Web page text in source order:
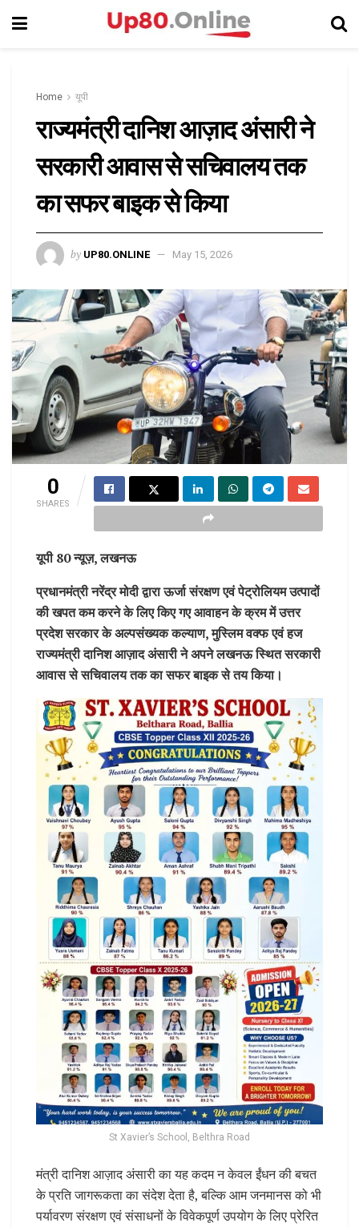
Home यूपी
राज्यमंत्री दानिश आज़ाद अंसारी ने
सरकारी आवास से सचिवालय तक
का सफर बाइक से किया
by UP80.ONLINE May 15, 2026
0
SHARES
यूपी 80 न्यूज़, लखनऊ
प्रधानमंत्री नरेंद्र मोदी द्वारा ऊर्जा संरक्षण एवं पेट्रोलियम उत्पादों
की खपत कम करने के लिए किए गए आवाहन के क्रम में उत्तर
प्रदेश सरकार के अल्पसंख्यक कल्याण, मुस्लिम वक्फ एवं हज
राज्यमंत्री दानिश आज़ाद अंसारी ने अपने लखनऊ स्थित सरकारी
आवास से सचिवालय तक का सफर बाइक से तय किया।
St Xavier’s School, Belthra Road
मंत्री दानिश आज़ाद अंसारी का यह कदम न केवल ईंधन की बचत
के प्रति जागरूकता का संदेश देता है, बल्कि आम जनमानस को भी
पर्यावरण संरक्षण एवं संसाधनों के विवेकपूर्ण उपयोग के लिए प्रेरित